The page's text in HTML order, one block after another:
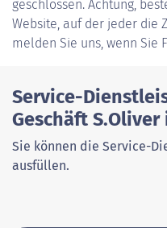
geschlossen. Achtung,
Website, auf der jeder die
melden Sie uns, wenn Sie
Service-
Geschäft
Sie können die Service-
ausfüllen.